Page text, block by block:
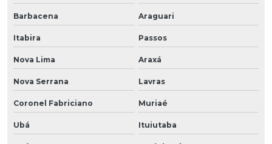
Barbacena Araguari
Itabira Passos
Nova Lima Araxá
Nova Serrana Lavras
Coronel Fabriciano Muriaé
Ubá Ituiutaba